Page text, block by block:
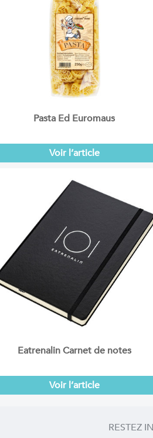
Pasta Ed Euromaus
Voir l’article
Eatrenalin Carnet de notes
Voir l’article
RESTEZ